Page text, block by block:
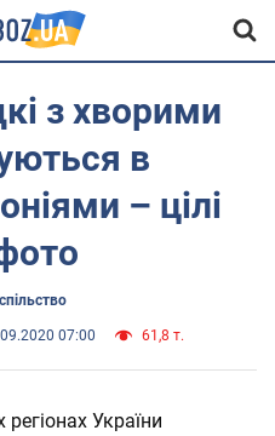
з хворими
в
– цілі
07:00 61,8 т.
України